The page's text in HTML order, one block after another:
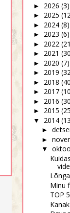
Ma ei ole
► 2026 (3)
► 2025
► 2024 (8)
► 2023 (6)
► 2022
► 2021
► 2020 (7)
► 2019
► 2018
► 2017
► 2016
► 2015
▼ 2014
►
►
▼
Minu
TOP 5